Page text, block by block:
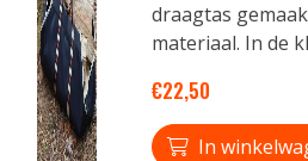
draagtas
materiaal. In de
€22,50
In